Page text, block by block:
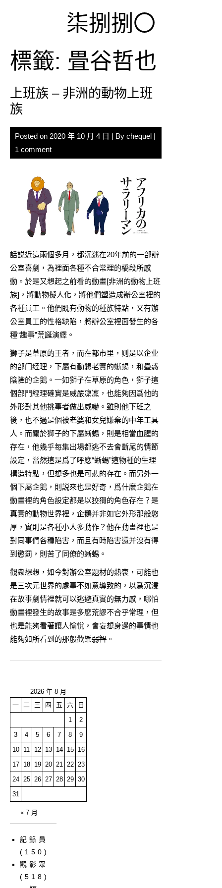
柒捌捌〇
標籤: 畳谷哲也
上班族 – 非洲的動物上班
族
Posted on 2020 年 10 月 4 日 | By chequel |
1 comment
話説近這兩個多月，都沉迷在20年前的一部辦
公室喜劇，為裡面各種不合常理的橋段所感
動。於是又想起之前看的動畫[非洲的動物上班
族]，將動物擬人化，將他們塑造成辦公室裡的
各種員工。他們既有動物的種族特點，又有辦
公室員工的性格缺陷，將辦公室裡面發生的各
種“趣事”荒誕演繹。
獅子是草原的王者，而在都市里，则是以企业
的部门经理，下屬有勤懇老實的蜥蜴，和蠱惑
陰險的企鵝。一如獅子在草原的角色，獅子這
個部門經理確實是威嚴凜凜，也能夠因爲他的
外形對其他挑事者做出威嚇。雖則他下班之
後，也不過是個被老婆和女兒嫌棄的中年工具
人。而關於獅子的下屬蜥蜴，則是相當血腥的
存在，他幾乎每集出場都逃不去會斷尾的情節
設定，當然這是爲了呼應“蜥蜴”這物種的生理
構造特點，但想多也是可悲的存在。而另外一
個下屬企鵝，則説來也是好奇，爲什麽企鵝在
動畫裡的角色設定都是以狡猾的角色存在？是
真實的動物世界裡，企鵝并非如它外形那般憨
厚，實則是各種小人多動作？他在動畫裡也是
對同事們各種陷害，而且有時陷害還并沒有得
到懲罰，則苦了同僚的蜥蜴。
觀衆想想，如今對辦公室題材的熱衷，可能也
是三次元世界的處事不如意導致的，以爲沉浸
在故事劇情裡就可以逃避真實的無力感，哪怕
動畫裡發生的故事是多麽荒謬不合乎常理，但
也是能夠看著讓人愉悅，會妄想身邊的事情也
能夠如所看到的那般歡樂弱智 。
2026 年 8 月
一 二 三 四 五 六
日
1
2
3
4 5 6 7 8
9
10
11 12 13 14 15
16
17
18 19 20 21 22 23
24 25 26 27 28 29 30
31
« 7 月
記錄員
(150)
觀影眾
(518)